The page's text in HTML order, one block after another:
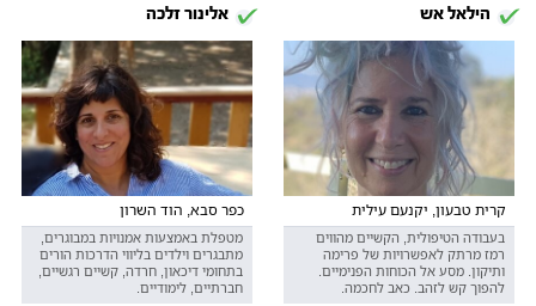
הילאל אש
קרית טבעון, יקנעם עילית
בעבודה הטיפולית, הקשיים מהווים
רמז מרתק לאפשרויות של פרימה
ותיקון. מסע אל הכוחות הפנימיים.
להפוך קש לזהב. כאב לחכמה.
אלינור זלכה
כפר סבא, הוד השרון
מטפלת באמצעות אמנויות במבוגרים,
מתבגרים וילדים בליווי הדרכות הורים
בתחומי דיכאון, חרדה, קשיים רגשיים,
חברתיים, לימודיים.